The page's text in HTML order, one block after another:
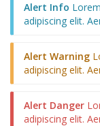
Alert Info
adipiscing elit.
Alert Warning
adipiscing elit.
Alert Danger
adipiscing elit.